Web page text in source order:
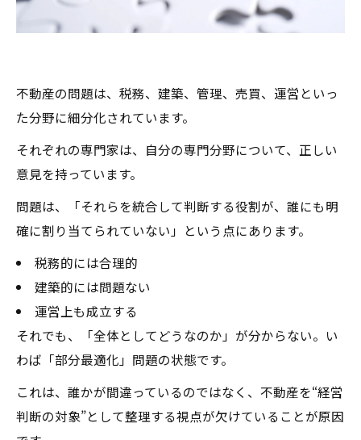
不動産の問題は、税務、建築、管理、売買、運営といっ
た分野に細分化されています。
それぞれの専門家は、自分の専門分野について、正しい
意見を持っています。
問題は、「それらを統合して判断する役割が、誰にも明
確に割り当てられていない」という点にあります。
税務的には合理的
建築的には問題ない
運営上も成立する
それでも、「全体としてどうなのか」が分からない。い
わば「部分最適化」問題の状態です。
これは、誰かが間違っているのではなく、不動産を“経営
判断の対象”として整理する視点が欠けていることが原因